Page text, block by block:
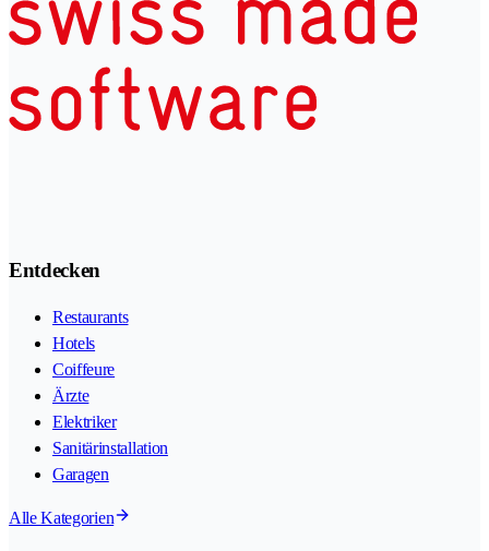
Entdecken
Restaurants
Hotels
Coiffeure
Ärzte
Elektriker
Sanitärinstallation
Garagen
Alle Kategorien